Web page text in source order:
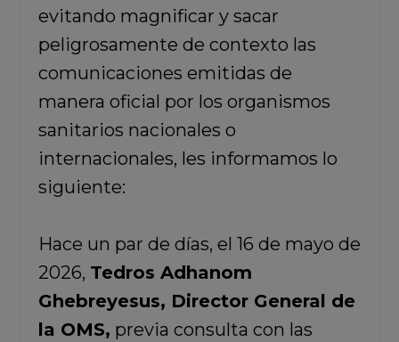
evitando magnificar y sacar
peligrosamente de contexto las
comunicaciones emitidas de
manera oficial por los organismos
sanitarios nacionales o
internacionales, les informamos lo
siguiente:
Hace un par de días, el 16 de mayo de
2026, Tedros Adhanom
Ghebreyesus, Director General de
la OMS, previa consulta con las